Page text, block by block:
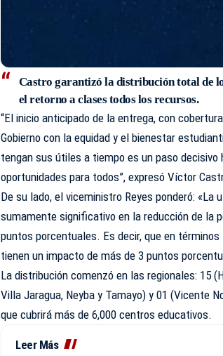
Castro garantizó la distribución total de
el retorno a clases todos los recursos.
“El inicio anticipado de la entrega, con
Gobierno con la equidad y el bienestar
tengan sus útiles a tiempo es un paso
oportunidades para todos”, expresó Víctor
De su lado, el viceministro Reyes ponderó:
sumamente significativo en la reducción de la
puntos porcentuales. Es decir, que en
tienen un impacto de más de 3 puntos
La distribución comenzó en las regionales: 15
Villa Jaragua, Neyba y Tamayo) y 01 (Vicente
que cubrirá más de 6,000 centros educativos.
Leer Más